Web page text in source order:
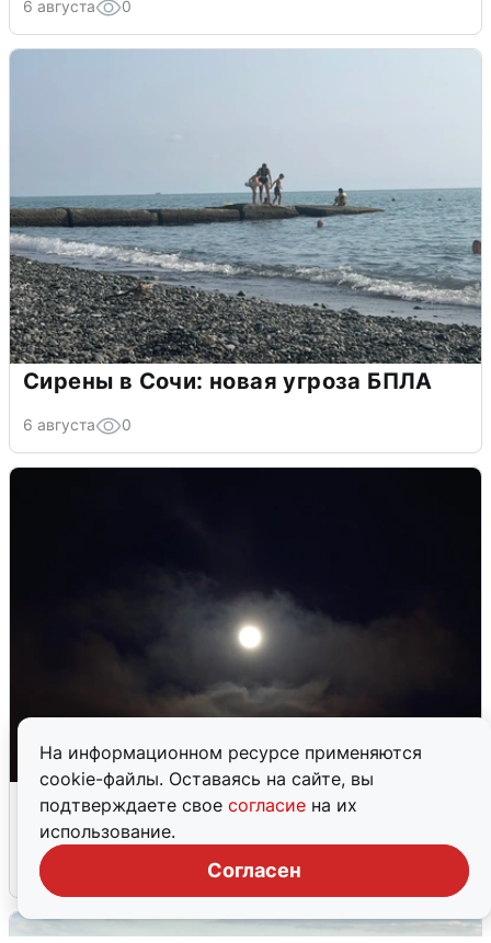
На информационном ресурсе применяются
cookie-файлы. Оставаясь на сайте, вы
подтверждаете свое согласие на их
использование.
Согласен
6 августа 0
Сирены в Сочи: новая угроза БПЛА
6 августа 0
Взрывы в Воронеже после сигнала
тревоги
5 августа